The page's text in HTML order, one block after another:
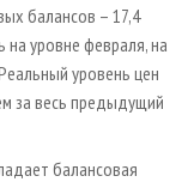
балансов – 17,4
уровне февраля, на
уровень цен
за весь предыдущий
балансовая